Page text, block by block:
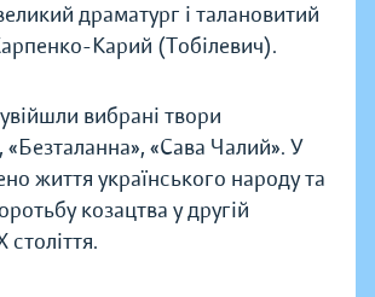
драматург і талановитий
Карий (Тобілевич).
вибрані твори
«Сава Чалий». У
життя українського народу та
козацтва у другій
століття.